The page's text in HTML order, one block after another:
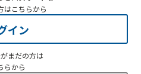
はこちらから
イン
まだの方は
らから